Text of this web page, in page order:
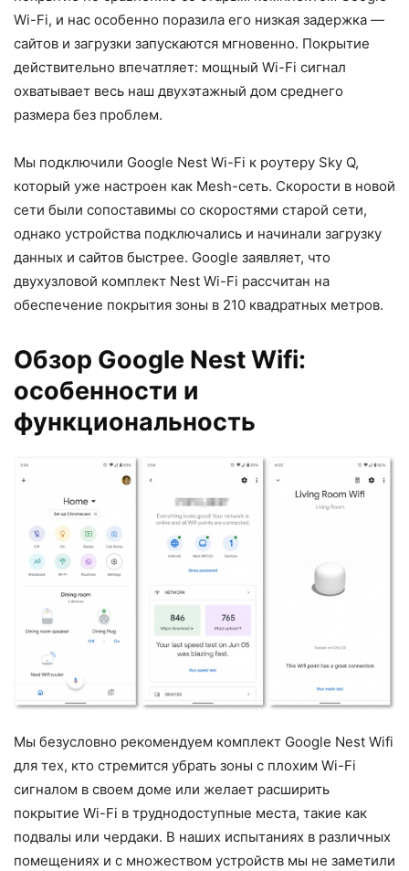
Wi-Fi, и нас особенно поразила его низкая задержка —
сайтов и загрузки запускаются мгновенно. Покрытие
действительно впечатляет: мощный Wi-Fi сигнал
охватывает весь наш двухэтажный дом среднего
размера без проблем.
Мы подключили Google Nest Wi-Fi к роутеру Sky Q,
который уже настроен как Mesh-сеть. Скорости в новой
сети были сопоставимы со скоростями старой сети,
однако устройства подключались и начинали загрузку
данных и сайтов быстрее. Google заявляет, что
двухузловой комплект Nest Wi-Fi рассчитан на
обеспечение покрытия зоны в 210 квадратных метров.
Обзор Google Nest Wifi:
особенности и
функциональность
Мы безусловно рекомендуем комплект Google Nest Wifi
для тех, кто стремится убрать зоны с плохим Wi-Fi
сигналом в своем доме или желает расширить
покрытие Wi-Fi в труднодоступные места, такие как
подвалы или чердаки. В наших испытаниях в различных
помещениях и с множеством устройств мы не заметили